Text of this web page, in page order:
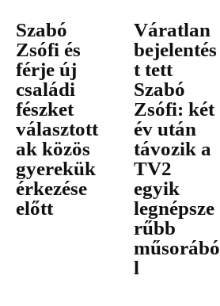
Szabó
Zsófi és
férje új
családi
fészket
választott
ak közös
gyerekük
érkezése
előtt
Váratlan
bejelentés
t tett
Szabó
Zsófi: két
év után
távozik a
TV2
egyik
legnépsze
rűbb
műsorábó
l